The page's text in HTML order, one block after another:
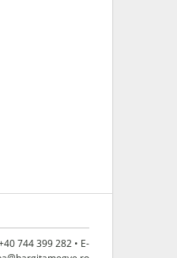
744 399 282 • E-